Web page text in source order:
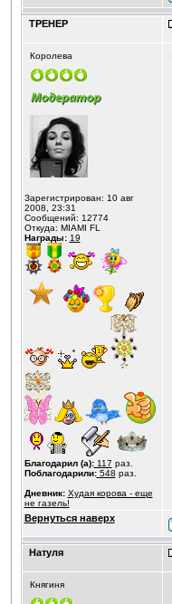
ТРЕНЕР
Королева
Зарегистрирован: 10 авг
2008, 23:31
Сообщений: 12774
Откуда: MIAMI FL
Награды: 19
Благодарил (а):117 раз.
Поблагодарили:548 раз.
Дневник: Худая корова - еще
не газель!
Вернуться наверх
Натуля
Княгиня